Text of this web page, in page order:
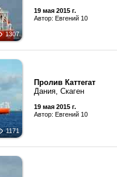
1307
19 мая 2015 г.
Автор: Евгений 10
1171
Пролив Каттегат
Дания, Скаген
19 мая 2015 г.
Автор: Евгений 10